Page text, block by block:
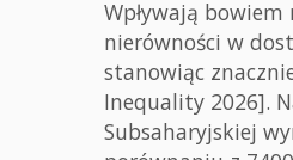
Wpływają bowiem
nierówności w
stanowiąc
Inequality 2026].
Subsaharyjskiej